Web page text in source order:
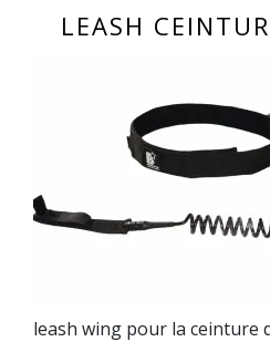
LEASH
leash wing pour la ceinture